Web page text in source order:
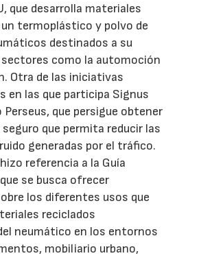
que desarrolla materiales
termoplástico y polvo de
destinados a su
como la automoción
Otra de las iniciativas
en las que participa Signus
que persigue obtener
que permita reducir las
generadas por el tráfico.
referencia a la Guía
se busca ofrecer
los diferentes usos que
reciclados
neumático en los entornos
mobiliario urbano,